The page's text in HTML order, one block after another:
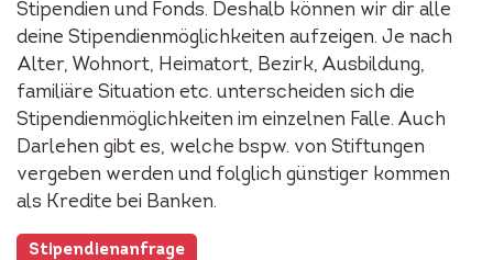
Stipendien und Fonds. Deshalb können wir dir alle
deine Stipendienmöglichkeiten aufzeigen. Je nach
Alter, Wohnort, Heimatort, Bezirk, Ausbildung,
familiäre Situation etc. unterscheiden sich die
Stipendienmöglichkeiten im einzelnen Falle. Auch
Darlehen gibt es, welche bspw. von Stiftungen
vergeben werden und folglich günstiger kommen
als Kredite bei Banken.
Stipendienanfrage